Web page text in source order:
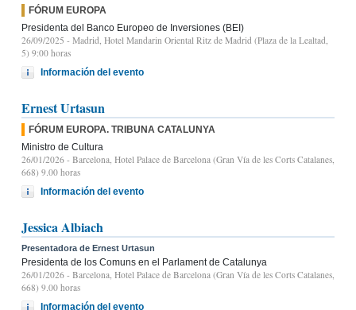
FÓRUM EUROPA
Presidenta del Banco Europeo de Inversiones (BEI)
26/09/2025 - Madrid, Hotel Mandarin Oriental Ritz de Madrid (Plaza de la Lealtad,
5) 9:00 horas
Información del evento
Ernest Urtasun
FÓRUM EUROPA. TRIBUNA CATALUNYA
Ministro de Cultura
26/01/2026 - Barcelona, Hotel Palace de Barcelona (Gran Vía de les Corts Catalanes,
668) 9.00 horas
Información del evento
Jessica Albiach
Presentadora de Ernest Urtasun
Presidenta de los Comuns en el Parlament de Catalunya
26/01/2026 - Barcelona, Hotel Palace de Barcelona (Gran Vía de les Corts Catalanes,
668) 9.00 horas
Información del evento